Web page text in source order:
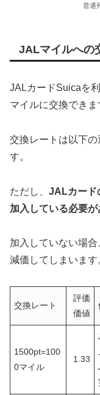
普通
JALマイルへの
JALカードSuicaを
マイルに交換できま
交換レートは以下
す。
ただし、 JALカード
加入している必要
加入していない場合
減価してしまいます
交換レート
評価
価値
1500pt=100
0マイル
1.33